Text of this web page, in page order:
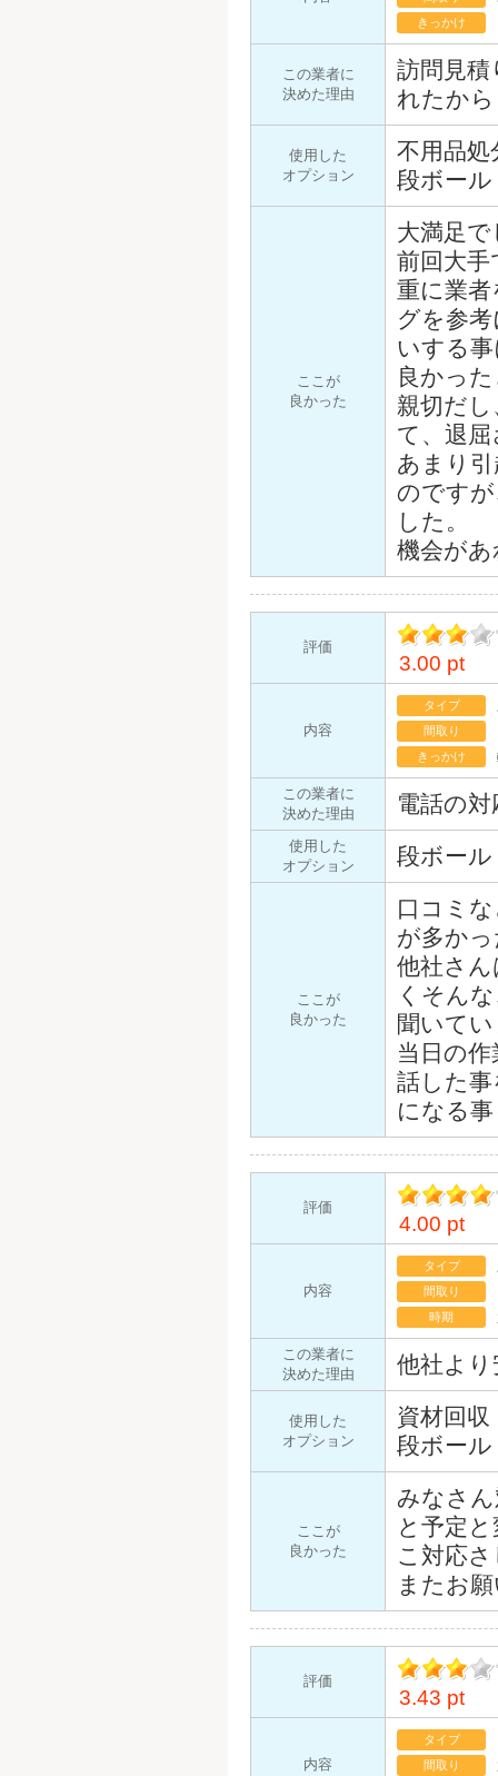
きっかけ
この業者に
決めた理由
訪問見
れたから
使用した
オプション
不用品処
段ボー
ここが
良かった
大満足
前回大
重に業
グを参
いする
良かっ
親切だ
て、退
あまり
のです
した。
機会が
評価
イント
3.00 pt
内容
タイプ
間取り
きっかけ
この業者に
決めた理由
電話の
使用した
オプション
段ボー
ここが
良かった
口コミ
が多か
他社さ
くそん
聞いて
当日の
話した
になる
評価
イント
4.00 pt
内容
タイプ
間取り
時期
この業者に
決めた理由
他社よ
使用した
オプション
資材回収
段ボー
ここが
良かった
みなさ
と予定
こ対応
またお
評価
イント
3.43 pt
内容
タイプ
間取り